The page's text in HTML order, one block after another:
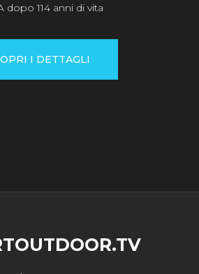
dopo 114 anni di vita
I DETTAGLI